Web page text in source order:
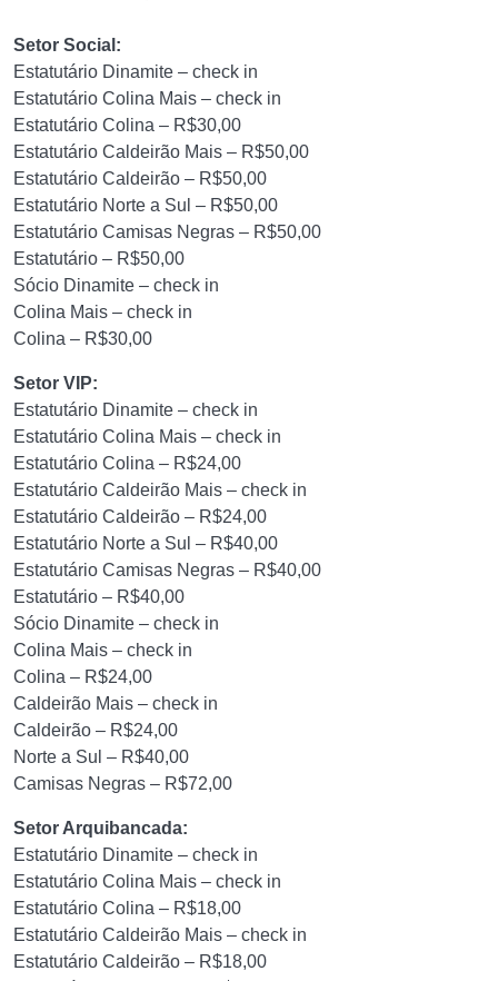
Setor Social:
Estatutário Dinamite – check in
Estatutário Colina Mais – check in
Estatutário Colina – R$30,00
Estatutário Caldeirão Mais – R$50,00
Estatutário Caldeirão – R$50,00
Estatutário Norte a Sul – R$50,00
Estatutário Camisas Negras – R$50,00
Estatutário – R$50,00
Sócio Dinamite – check in
Colina Mais – check in
Colina – R$30,00
Setor VIP:
Estatutário Dinamite – check in
Estatutário Colina Mais – check in
Estatutário Colina – R$24,00
Estatutário Caldeirão Mais – check in
Estatutário Caldeirão – R$24,00
Estatutário Norte a Sul – R$40,00
Estatutário Camisas Negras – R$40,00
Estatutário – R$40,00
Sócio Dinamite – check in
Colina Mais – check in
Colina – R$24,00
Caldeirão Mais – check in
Caldeirão – R$24,00
Norte a Sul – R$40,00
Camisas Negras – R$72,00
Setor Arquibancada:
Estatutário Dinamite – check in
Estatutário Colina Mais – check in
Estatutário Colina – R$18,00
Estatutário Caldeirão Mais – check in
Estatutário Caldeirão – R$18,00